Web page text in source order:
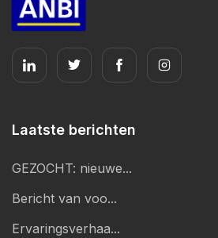
Laatste berichten
GEZOCHT: nieuwe...
Bericht van voo...
Ervaringsverhaa...